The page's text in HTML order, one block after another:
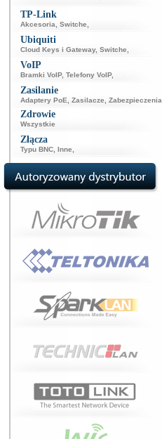
TP-Link
Akcesoria Switche
Ubiquiti
Cloud Keys i Gateway, Switche
VoIP
Bramki VoIP, Telefony VoIP,
Zasilanie
Adaptery PoE Zasilacze Zabezpieczenia
Zdrowie
Wszystkie
Złącza
Typu BNC Inne